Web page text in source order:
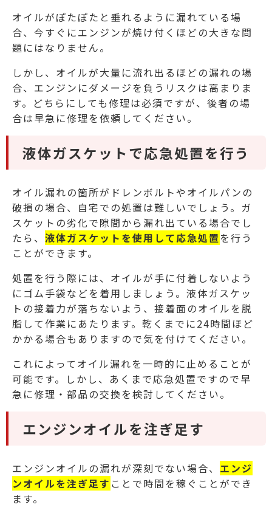
オイルがぽたぽたと垂れるように漏れている場
合、今すぐにエンジンが焼け付くほどの大きな問
題にはなりません。
しかし、オイルが大量に流れ出るほどの漏れの場
合、エンジンにダメージを負うリスクは高まりま
す。
どちらにしても修理は必須ですが、後者の場
合は早急に修理を依頼してください。
液体ガスケットで応急処置を行う
オイル漏れの箇所がドレンボルトやオイルパンの
破損の場合、自宅での処置は難しいでしょう。 ガ
スケットの劣化で隙間から漏れ出ている場合でし
たら、 液体ガスケットを使用して応急処置を行う
ことができます。
処置を行う際には、オイルが手に付着しないよう
にゴム手袋などを着用しましょう。 液体ガスケッ
トの接着力が落ちないよう、接着面のオイルを脱
脂して作業にあたります。乾くまでに24時間ほど
かかる場合もありますので気を付けてください。
これによってオイル漏れを一時的に止めることが
可能です。
しかし、あくまで応急処置ですので早
急に修理・部品の交換を検討してください。
エンジンオイルを注ぎ足す
エンジンオイルの漏れが深刻でない場合、 エンジ
ンオイルを注ぎ足す ことで時間を稼ぐことができ
ます。